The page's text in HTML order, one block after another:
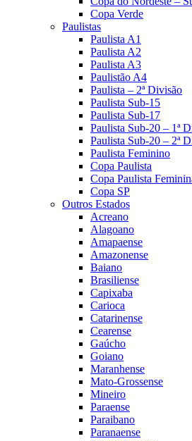
Copa Verde
Paulistas
Paulista A1
Paulista A2
Paulista A3
Paulistão A4
Paulista – 2ª Divisão
Paulista Sub-15
Paulista Sub-17
Paulista Sub-20 – 1ª
Paulista Sub-20 – 2ª
Paulista Feminino
Copa Paulista
Copa Paulista
Copa SP
Outros Estados
Acreano
Alagoano
Amapaense
Amazonense
Baiano
Brasiliense
Capixaba
Carioca
Catarinense
Cearense
Gaúcho
Goiano
Maranhense
Mato-Grossense
Mineiro
Paraense
Paraibano
Paranaense